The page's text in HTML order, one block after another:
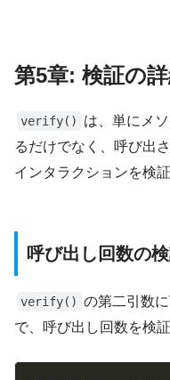
第5章: 検証の
verify()
は、単にメ
るだけでなく、呼び出
インタラクションを検
呼び出し回数の
verify() の第二引数
で、呼び出し回数を検証